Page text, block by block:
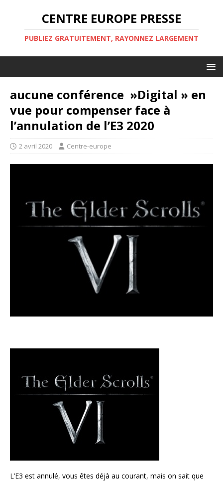
CENTRE EUROPE PRESSE
PUBLIEZ GRATUITEMENT, RAYONNEZ LARGEMENT
aucune conférence »Digital » en
vue pour compenser face à
l’annulation de l’E3 2020
2 avril 2020 Centre-europe
L’E3 est annulé, vous êtes déjà au courant, mais on sait que